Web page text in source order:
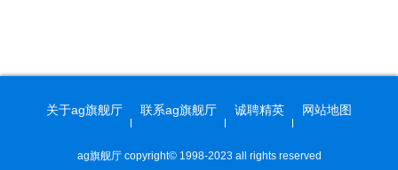
关于ag旗舰厅 联系ag旗舰厅 诚聘精英 网站地图
ag旗舰厅 copyright© 1998-2023 all rights reserved